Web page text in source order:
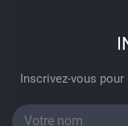
Inscrivez-vous